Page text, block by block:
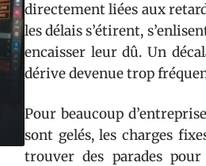
directement liées aux
les délais s’étirent,
encaisser leur dû. Un
dérive devenue trop
Pour beaucoup
sont gelés, les charges
trouver des parades